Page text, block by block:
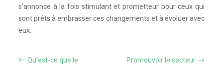
s’annonce à la fois stimulant et prometteur pour ceux qui
sont prêts à embrasser ces changements et à évoluer avec
eux.
Qu’est-ce que le
Promouvoir le secteur